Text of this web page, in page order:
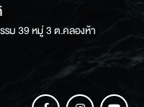
รม 39 หมู่ 3 ต.คลองห้า